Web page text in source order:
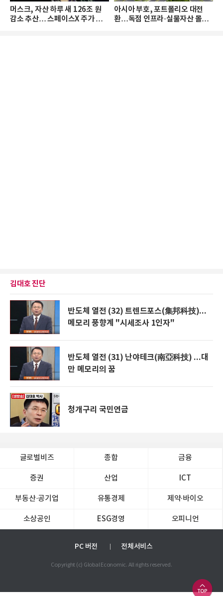
머스크, 자산 하루 새 126조 원
감소 추산… 스페이스X 주가 하
아시아 부호, 포트폴리오 대전
환…독점 인프라·실물자산 몰린
김대호 진단
반도체 열전 (32) 트렌드포스(集邦科技)...
메모리 풍향계 "시세조사 1인자"
반도체 열전 (31) 난야테크(南亞科技) ...대
만 메모리의 꿈
청개구리 국민연금
글로벌비즈 종합 금융
증권 산업 ICT
부동산·공기업 유통경제 제약∙바이오
소상공인 ESG경영 오피니언
PC 버전 전체서비스
Copyright (c) Global Economic. All rights reserved.